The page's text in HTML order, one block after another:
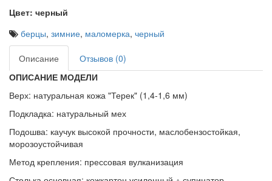
Цвет: черный
берцы, зимние, маломерка, черный
Описание
Отзывов (0)
ОПИСАНИЕ МОДЕЛИ
Верх: натуральная кожа "Терек" (1,4-1,6 мм)
Подкладка: натуральный мех
Подошва: каучук высокой прочности, маслобензостойкая,
морозоустойчивая
Метод крепления: прессовая вулканизация